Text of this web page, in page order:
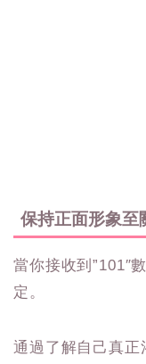
保持正面形象至
當你接收到”101″
定。
通過了解自己真正